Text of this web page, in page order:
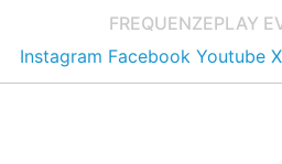
FREQUENZEPLAY
Instagram Facebook Youtube